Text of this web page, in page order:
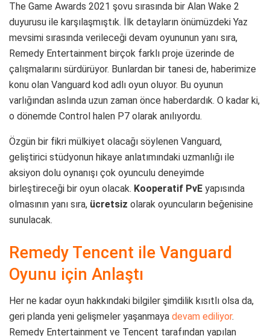
The Game Awards 2021 şovu sırasında bir Alan Wake 2
duyurusu ile karşılaşmıştık. İlk detayların önümüzdeki Yaz
mevsimi sırasında verileceği devam oyununun yanı sıra,
Remedy Entertainment birçok farklı proje üzerinde de
çalışmalarını sürdürüyor. Bunlardan bir tanesi de, haberimize
konu olan Vanguard kod adlı oyun oluyor. Bu oyunun
varlığından aslında uzun zaman önce haberdardık. O kadar ki,
o dönemde Control halen P7 olarak anılıyordu.
Özgün bir fikri mülkiyet olacağı söylenen Vanguard,
geliştirici stüdyonun hikaye anlatımındaki uzmanlığı ile
aksiyon dolu oynanışı çok oyunculu deneyimde
birleştireceği bir oyun olacak. Kooperatif PvE yapısında
olmasının yanı sıra, ücretsiz olarak oyuncuların beğenisine
sunulacak.
Remedy Tencent ile Vanguard
Oyunu için Anlaştı
Her ne kadar oyun hakkındaki bilgiler şimdilik kısıtlı olsa da,
geri planda yeni gelişmeler yaşanmaya devam ediliyor.
Remedy Entertainment ve Tencent tarafından yapılan